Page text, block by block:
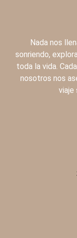
Nada nos
sonriendo,
toda la vida.
nosotros nos
viaje